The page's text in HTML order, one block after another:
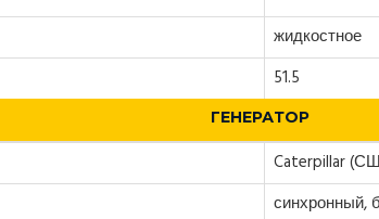
жидкостное
51.5
ГЕНЕРАТОР
Caterpillar
синхронный,